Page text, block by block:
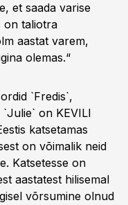
et saada varise
on taliotra
aastat varem,
olemas.“
`Fredis`,
`Julie` on KEVILI
katsetamas
on võimalik neid
Katsetesse on
aastatest hilisemal
võrsumine olnud